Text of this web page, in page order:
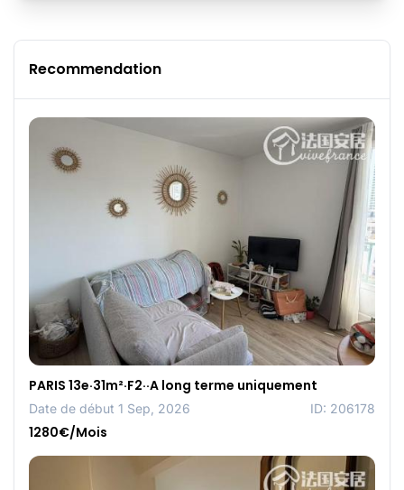
Recommendation
PARIS 13e·31m²·F2··A long terme uniquement
Date de début 1 Sep, 2026 ID: 206178
1280€/Mois